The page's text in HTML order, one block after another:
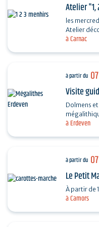
à Carnac
Atelier "1,
les
Atelier
destiné aux
à Erdeven
à partir du 07
Visite
Dolmens
découvrir
à Camors
à partir du 07
Le Petit
À partir de